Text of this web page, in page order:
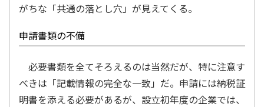
がちな「共通の落とし穴」が見えてくる。
申請書類の不備
必要書類を全てそろえるのは当然だが、特に注意す
べきは「記載情報の完全な一致」だ。申請には納税証
明書を添える必要があるが、設立初年度の企業では、